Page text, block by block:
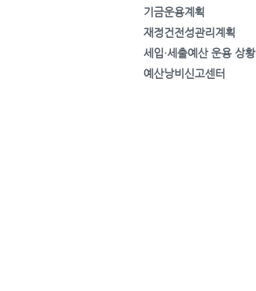
기금운용계획
재정건전성관리계획
세입·세출예산 운용 상황
예산낭비신고센터